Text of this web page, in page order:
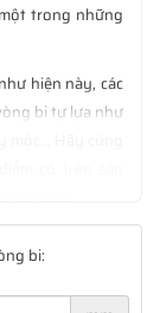
trong những
hiện này, các
bi tự lựa như
Hãy cùng
có trên sản
nào?
hiệu vòng bi
bi: